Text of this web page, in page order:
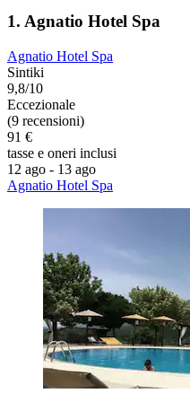
1. Agnatio Hotel Spa
Agnatio Hotel Spa
Sintiki
9,8/10
Eccezionale
(9 recensioni)
91 €
tasse e oneri inclusi
12 ago - 13 ago
Agnatio Hotel Spa